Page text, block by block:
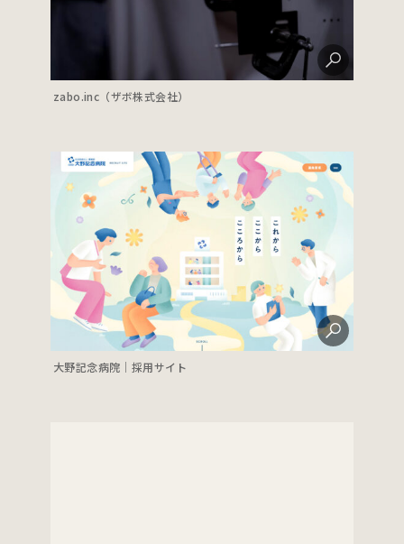
zabo.inc（ザボ株式会社）
大野記念病院｜採用サイト